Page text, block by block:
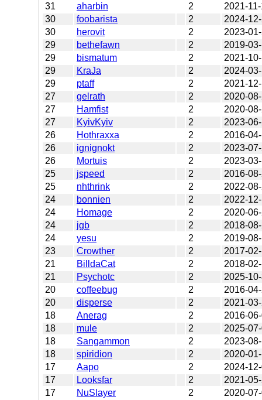
31 aharbin 2
2021-
30
foobarista 2
2024-
30
herovit 2
2023-
29
bethefawn 2
2019-
29
bismatum 2
2021-
29
KraJa 2
2024-
29
ptaff 2
2021-
27
gelrath 2
2020-
27
Hamfist 2
2020-
27
KyivKyiv 2
2023-
26
Hothraxxa 2
2016-
26
ignignokt 2
2023-
26
Mortuis 2
2023-
25
jspeed 2
2016-
25
nhthrink 2
2022-
24
bonnien 2
2022-
24
Homage 2
2020-
24
jgb 2
2018-
24
yesu 2
2019-
23
Crowther 2
2017-
21
BilldaCat 2
2018-
21
Psychotc 2
2025-
20
coffeebug 2
2016-
20
disperse 2
2021-
18
Anerag 2
2016-
18
mule 2
2025-
18
Sangammon 2
2023-
18
spiridion 2
2020-
17
Aapo 2
2024-
17
Looksfar 2
2021-
17
NuSlayer 2
2020-